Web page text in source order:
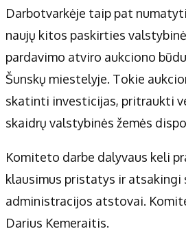
Darbotvarkėje taip pat
naujų kitos paskirties
pardavimo atviro aukciono
Šunskų miestelyje. Tokie
skatinti investicijas, pritraukti
skaidrų valstybinės žemės
Komiteto darbe dalyvaus keli
klausimus pristatys ir atsakingi
administracijos atstovai.
Darius Kemeraitis.